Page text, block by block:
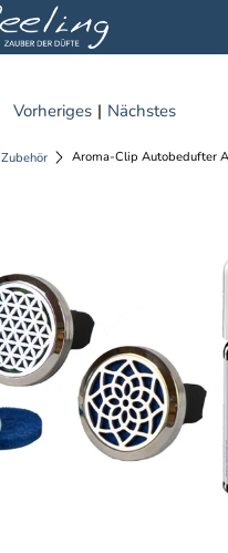
Zubehör Aroma-Clip Autobedufter
Vorheriges | Nächstes